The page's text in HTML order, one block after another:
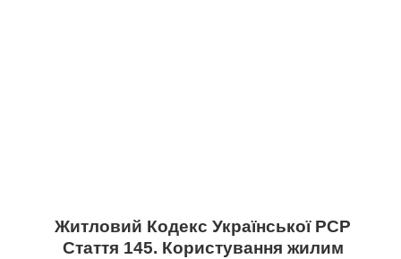
Житловий Кодекс Української РСР
Стаття 145. Користування жилим